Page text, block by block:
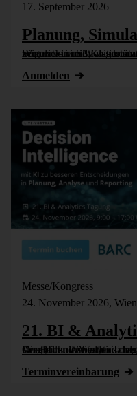
17. September 2026
Planung,
Wer nicht weiß, was kommt, muss es vorher durchspielen können – in Simulationsmodellen. Wie das funktioniert, zeigen wir im Webinar am 17. September:
Anmelden
Messe/Kongress
24. November 2026, Wien
21. BI &
Die BI- und Analytics-Tagung bietet einen komprimierten Vergleich der besten Tools für Business Intelligence und Analytics. Wie
Termin­vereinbarung